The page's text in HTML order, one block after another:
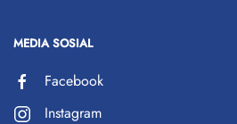
MEDIA SOSIAL
Facebook
Instagram